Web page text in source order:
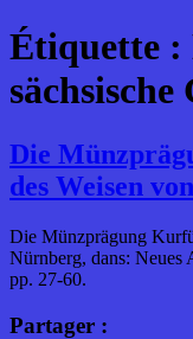
Étiquette :
sächsische
Die
des Weisen
Die Münzprägung
Nürnberg, dans: Neues
pp. 27-60.
Partager :